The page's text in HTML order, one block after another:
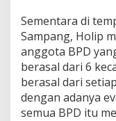
Sementara di
Sampang, Holip
anggota BPD
berasal dari 6
berasal dari
dengan adanya
semua BPD itu